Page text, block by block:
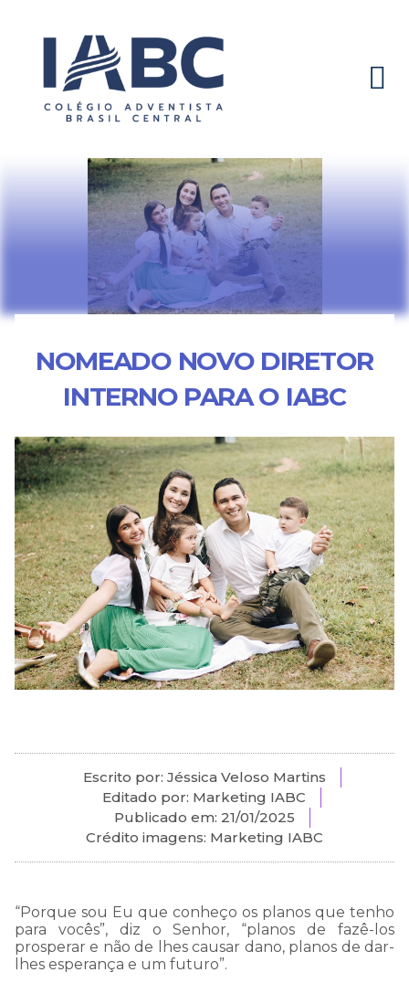
NOMEADO NOVO DIRETOR
INTERNO PARA O IABC
Escrito por: Jéssica Veloso Martins
Editado por: Marketing IABC
Publicado em: 21/01/2025
Crédito imagens: Marketing IABC
“Porque sou Eu que conheço os planos que tenho
para vocês”, diz o Senhor, “planos de fazê-los
prosperar e não de lhes causar dano, planos de dar-
lhes esperança e um futuro”.